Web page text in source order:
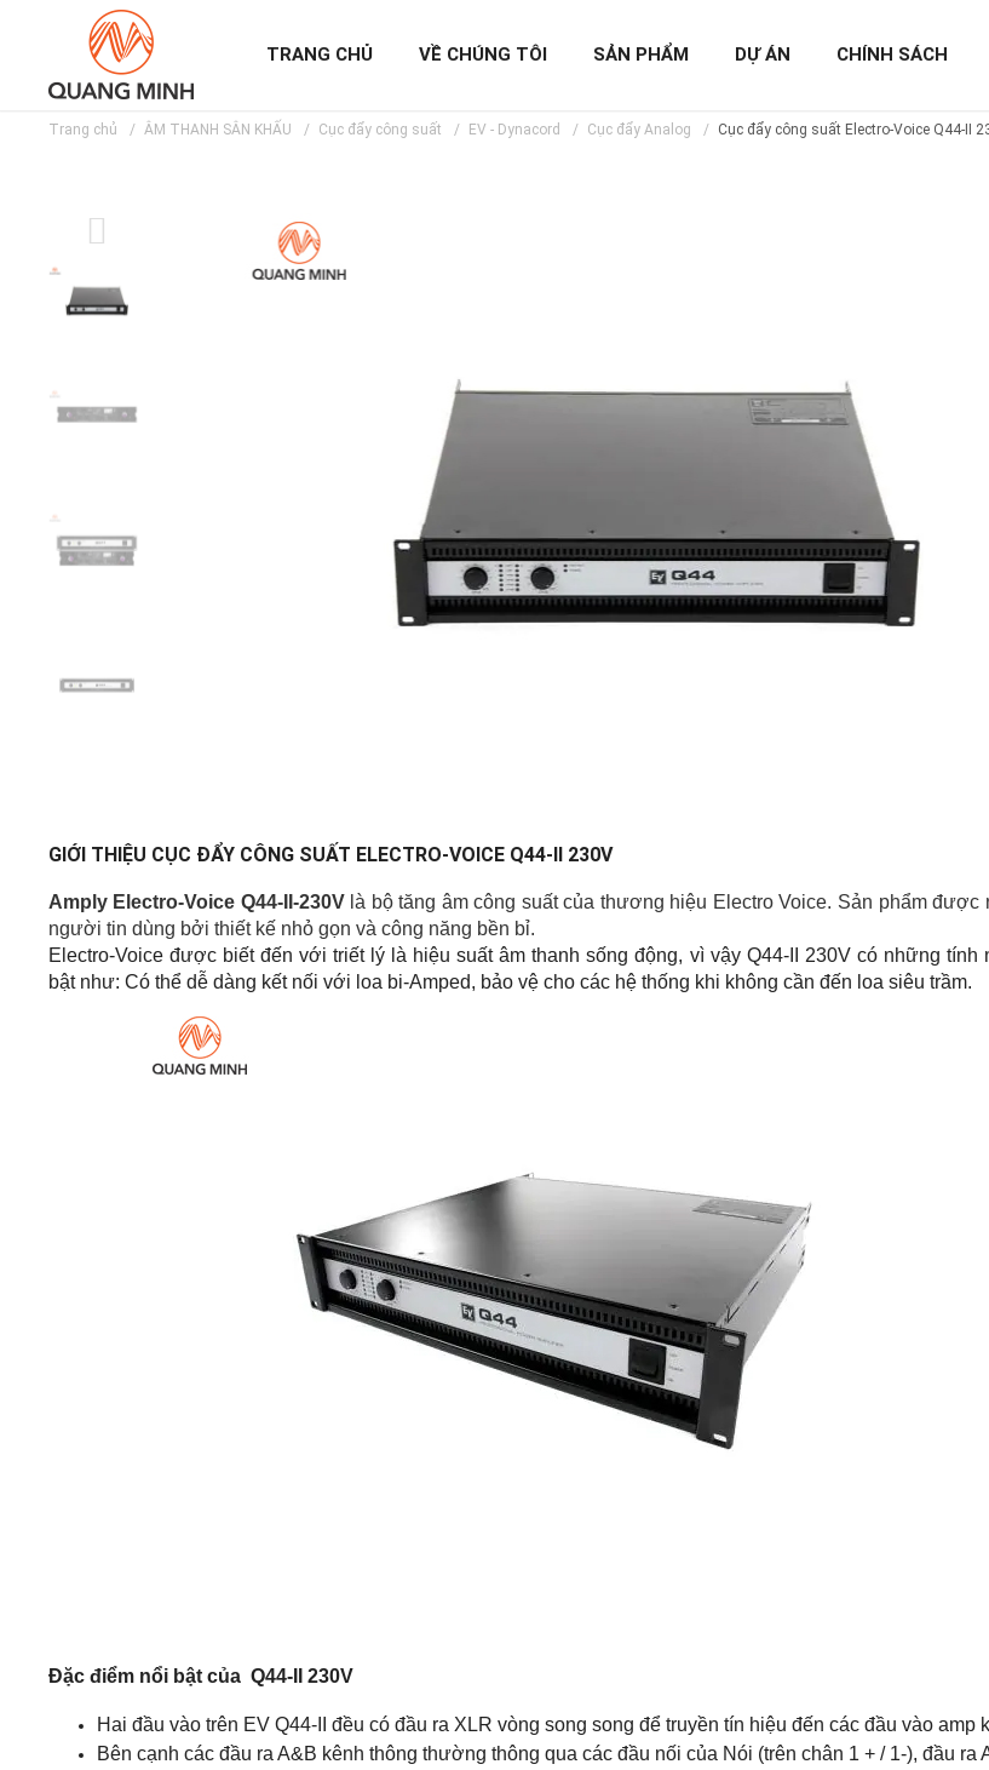
TRANG CHỦ VỀ CHÚNG TÔI SẢN PHẨM DỰ ÁN CHÍNH SÁCH
Trang chủ ÂM THANH SÂN KHẤU Cục đẩy công suất EV - Dynacord Cục đẩy Analog Cục đẩy công suất Electro-Voice Q44-II
GIỚI THIỆU CỤC ĐẨY CÔNG SUẤT ELECTRO-VOICE Q44-II 230V
Amply Electro-Voice Q44-II-230V là bộ tăng âm công suất của thương hiệu Electro Voice. Sản phẩm được
người tin dùng bởi thiết kế nhỏ gọn và công năng bền bỉ.
Electro-Voice được biết đến với triết lý là hiệu suất âm thanh sống động, vì vậy Q44-II 230V có những tính
bật như: Có thể dễ dàng kết nối với loa bi-Amped, bảo vệ cho các hệ thống khi không cần đến loa siêu trầm.
Đặc điểm nổi bật của Q44-II 230V
Hai đầu vào trên EV Q44-II đều có đầu ra XLR vòng song song để truyền tín hiệu đến các đầu vào amp
Bên cạnh các đầu ra A&B kênh thông thường thông qua các đầu nối của Nói (trên chân 1 + / 1-), đầu ra